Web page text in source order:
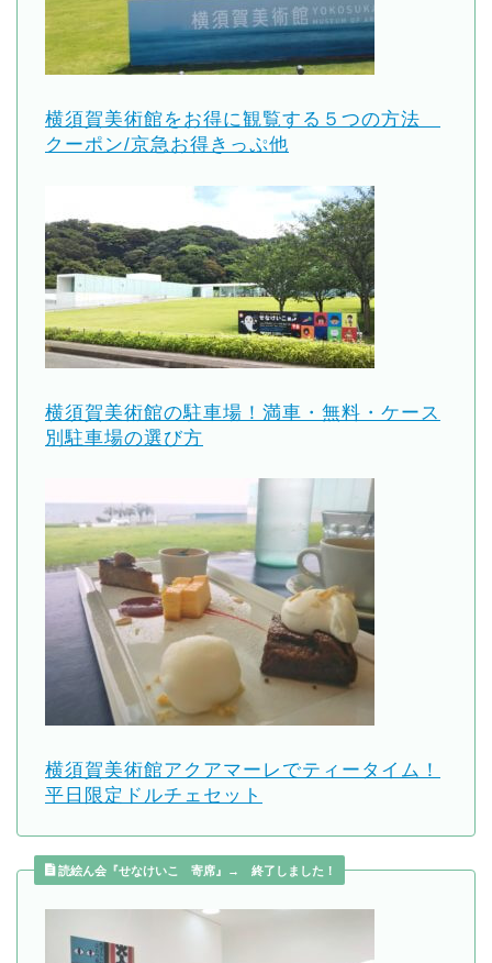
横須賀美術館をお得に観覧する５つの方法
クーポン/京急お得きっぷ他
横須賀美術館の駐車場！満車・無料・ケース
別駐車場の選び方
横須賀美術館アクアマーレでティータイム！
平日限定ドルチェセット
読絵ん会『せなけいこ 寄席』→ 終了しました！